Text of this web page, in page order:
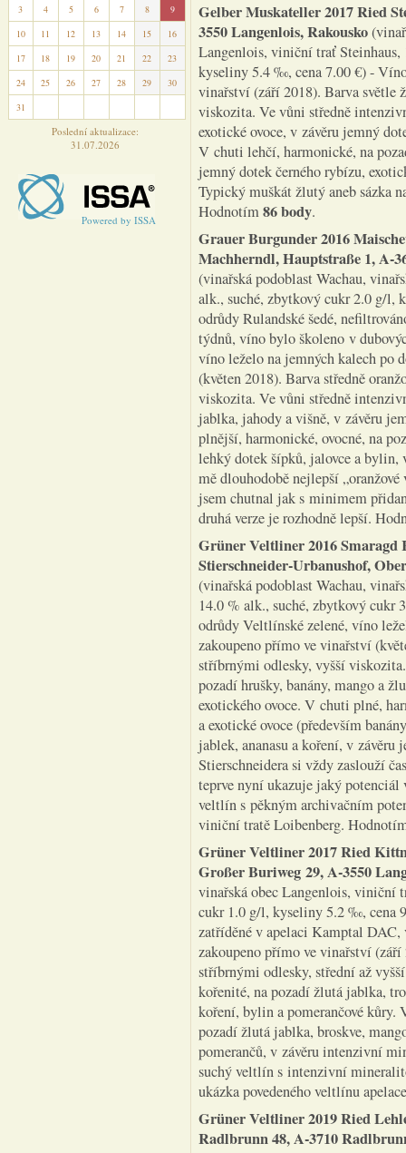
3
4 5 6 7 8
9
10
11 12 13 14 15
16
17
18 19 20 21 22
23
24
25 26 27 28 29
30
31
Poslední aktualizace:
31.07.2026
Powered by ISSA
Gelber Muskateller 2017 Ried
3550 Langenlois, Rakousko
Langenlois, viniční trať
kyseliny 5.4 ‰, cena 7.00 €) -
vinařství (září 2018). Barva
viskozita. Ve vůni středně
exotické ovoce, v závěru jemný
V chuti lehčí, harmonické, na
jemný dotek černého rybízu,
Typický muškát žlutý aneb sázka
Hodnotím86 body.
Grauer Burgunder 2016
Machherndl, Hauptstraße 1, A-
(vinařská podoblast Wachau,
alk., suché, zbytkový cukr 2.0 g/l,
odrůdy Rulandské šedé,
týdnů, víno bylo školeno v
víno leželo na jemných kalech po
(květen 2018). Barva středně
viskozita. Ve vůni středně
jablka, jahody a višně, v závěru
plnější, harmonické, ovocné, na
lehký dotek šípků, jalovce a bylin,
mě dlouhodobě nejlepší
jsem chutnal jak s minimem
druhá verze je rozhodně lepší.
Grüner Veltliner 2016 Smaragd
Stierschneider-Urbanushof,
(vinařská podoblast Wachau,
14.0 % alk., suché, zbytkový
odrůdy Veltlínské zelené, víno
zakoupeno přímo ve vinařství
stříbrnými odlesky, vyšší
pozadí hrušky, banány, mango a
exotického ovoce. V chuti plné,
a exotické ovoce (především
jablek, ananasu a koření, v
Stierschneidera si vždy zaslouží
teprve nyní ukazuje jaký potenciál
veltlín s pěkným archivačním
viniční tratě Loibenberg.
Grüner Veltliner 2017 Ried
Großer Buriweg 29, A-3550
vinařská obec Langenlois, viniční
cukr 1.0 g/l, kyseliny 5.2 ‰, cena
zatříděné v apelaci Kamptal DAC,
zakoupeno přímo ve vinařství
stříbrnými odlesky, střední až
kořenité, na pozadí žlutá jablka,
koření, bylin a pomerančové kůry.
pozadí žlutá jablka, broskve,
pomerančů, v závěru intenzivní
suchý veltlín s intenzivní
ukázka povedeného veltlínu
Grüner Veltliner 2019 Ried
Radlbrunn 48, A-3710